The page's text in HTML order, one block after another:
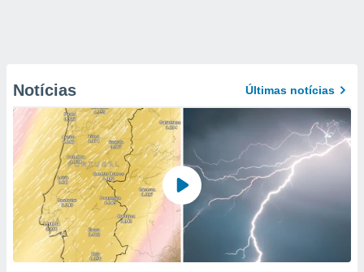
Notícias Últimas notícias